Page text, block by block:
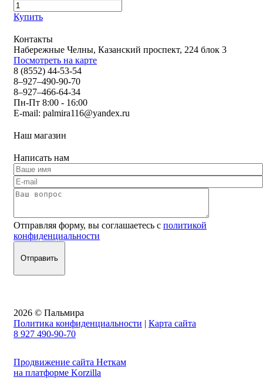
Купить
Контакты
Набережные Челны, Казанский проспект, 224 блок 3
Посмотреть на карте
8 (8552) 44-53-54
8–927–490-90-70
8–927–466-64-34
Пн-Пт 8:00 - 16:00
E-mail: palmira116@yandex.ru
Наш магазин
Написать нам
Отправляя форму, вы соглашаетесь с политикой
конфиденциальности
2026 © Пальмира
Политика конфиденциальности | Карта сайта
8 927 490-90-70
Продвижение сайта Неткам
на платформе Korzilla